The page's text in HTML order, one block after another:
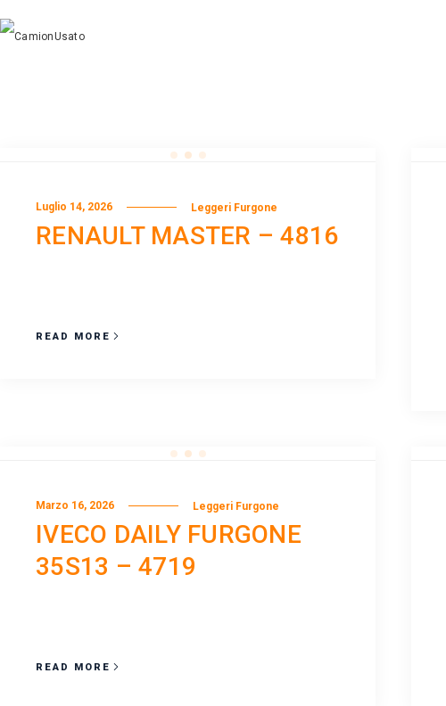
Luglio 14, 2026 Leggeri Furgone
RENAULT MASTER – 4816
READ MORE
Marzo 16, 2026 Leggeri Furgone
IVECO DAILY FURGONE
35S13 – 4719
READ MORE